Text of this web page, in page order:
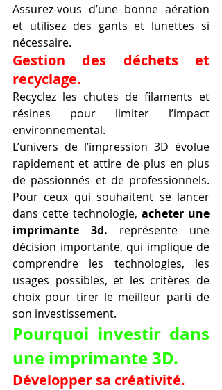
Assurez-vous d’une bonne aération
et utilisez des gants et lunettes si
nécessaire.
Gestion des déchets et
recyclage.
Recyclez les chutes de filaments et
résines pour limiter l’impact
environnemental.
L’univers de l’impression 3D évolue
rapidement et attire de plus en plus
de passionnés et de professionnels.
Pour ceux qui souhaitent se lancer
dans cette technologie, acheter une
imprimante 3d. représente une
décision importante, qui implique de
comprendre les technologies, les
usages possibles, et les critères de
choix pour tirer le meilleur parti de
son investissement.
Pourquoi investir dans
une imprimante 3D.
Développer sa créativité.